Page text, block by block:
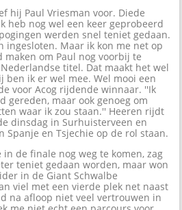
hij Paul Vriesman voor. Diede
heb nog wel een keer geprobeerd
werden snel teniet gedaan.
ingesloten. Maar ik kon me net op
om Paul nog voorbij te
titel. Dat maakt het wel
ben ik er wel mee. Wel mooi een
voor Acog rijdende winnaar. ''Ik
gereden, maar ook genoeg om
waar ik zou staan.'' Heeren rijdt
dinsdag in Surhuisterveen en
Spanje en Tsjechie op de rol staan.
de finale nog weg te komen, zag
teniet gedaan worden, maar won
in de Giant Schwalbe
viel met een vierde plek net naast
na afloop niet veel vertrouwen in